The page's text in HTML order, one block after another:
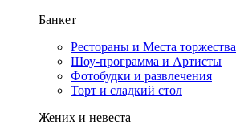
Банкет
Рестораны и Места торжества
Шоу-программа и Артисты
Фотобудки и развлечения
Торт и сладкий стол
Жених и невеста